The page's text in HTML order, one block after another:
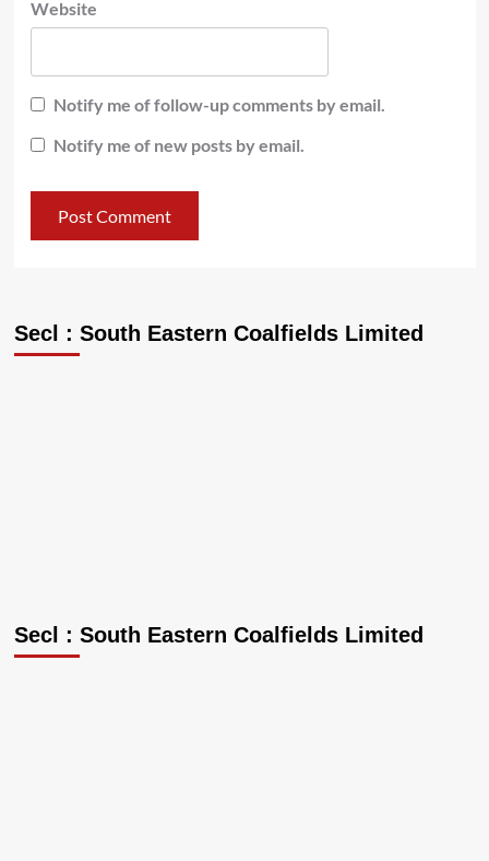
Website
Notify me of follow-up comments by email.
Notify me of new posts by email.
Secl : South Eastern Coalfields Limited
Secl : South Eastern Coalfields Limited